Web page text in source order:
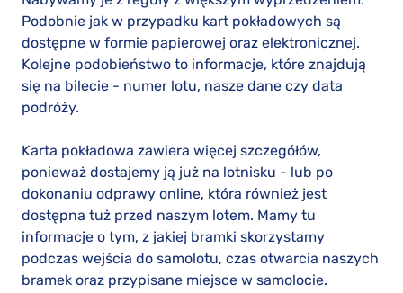
Podobnie jak w przypadku kart pokładowych są
dostępne w formie papierowej oraz elektronicznej.
Kolejne podobieństwo to informacje, które znajdują
się na bilecie - numer lotu, nasze dane czy data
podróży.
Karta pokładowa zawiera więcej szczegółów,
ponieważ dostajemy ją już na lotnisku - lub po
dokonaniu odprawy online, która również jest
dostępna tuż przed naszym lotem. Mamy tu
informacje o tym, z jakiej bramki skorzystamy
podczas wejścia do samolotu, czas otwarcia naszych
bramek oraz przypisane miejsce w samolocie.